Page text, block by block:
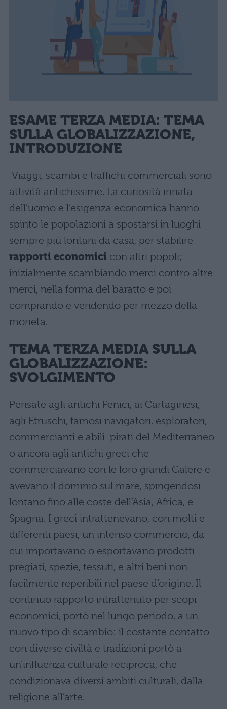
ESAME TERZA MEDIA: TEMA
SULLA GLOBALIZZAZIONE,
INTRODUZIONE
Viaggi, scambi e traffichi commerciali sono
attività antichissime. La curiosità innata
dell’uomo e l’esigenza economica hanno
spinto le popolazioni a spostarsi in luoghi
sempre più lontani da casa, per stabilire
rapporti economici con altri popoli;
inizialmente scambiando merci contro altre
merci, nella forma del baratto e poi
comprando e vendendo per mezzo della
moneta.
TEMA TERZA MEDIA SULLA
GLOBALIZZAZIONE:
SVOLGIMENTO
Pensate agli antichi Fenici, ai Cartaginesi,
agli Etruschi, famosi navigatori, esploratori,
commercianti e abili pirati del Mediterraneo
o ancora agli antichi greci che
commerciavano con le loro grandi Galere e
avevano il dominio sul mare, spingendosi
lontano fino alle coste dell’Asia, Africa, e
Spagna. I greci intrattenevano, con molti e
differenti paesi, un intenso commercio, da
cui importavano o esportavano prodotti
pregiati, spezie, tessuti, e altri beni non
facilmente reperibili nel paese d’origine. Il
continuo rapporto intrattenuto per scopi
economici, portò nel lungo periodo, a un
nuovo tipo di scambio: il costante contatto
con diverse civiltà e tradizioni portò a
un’influenza culturale reciproca, che
condizionava diversi ambiti culturali, dalla
religione all’arte.